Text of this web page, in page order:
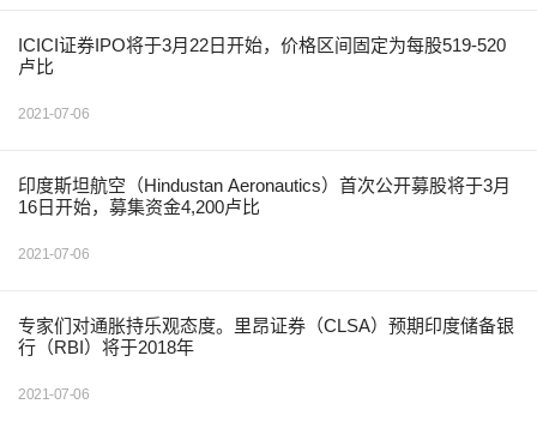
ICICI证券IPO将于3月22日开始，价格区间固定为每股519-520
卢比
2021-07-06
印度斯坦航空（Hindustan Aeronautics）首次公开募股将于3月
16日开始，募集资金4,200卢比
2021-07-06
专家们对通胀持乐观态度。里昂证券（CLSA）预期印度储备银
行（RBI）将于2018年
2021-07-06